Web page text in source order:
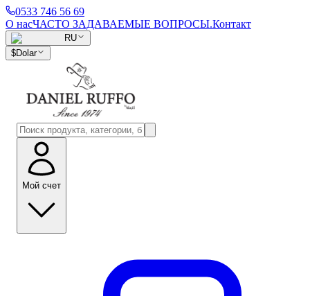
0533 746 56 69
О насЧАСТО ЗАДАВАЕМЫЕ ВОПРОСЫ.Контакт
RU
$Dolar
Мой счет